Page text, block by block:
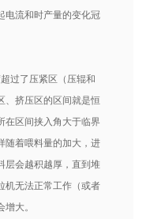
电流和时产量的变化冠
了压紧区（压辊和
、挤压区的区间就是恒
在区间挟入角大于临界
随着喂料量的加大，进
层会越积越厚，直到堆
机无法正常工作（或者
大。